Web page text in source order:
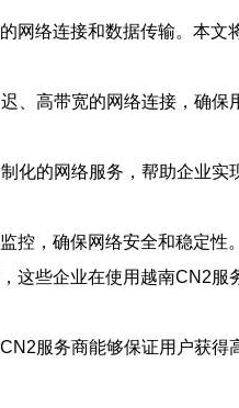
网络连接和数据传输。本文
、高带宽的网络连接，确保
化的网络服务，帮助企业实
控，确保网络安全和稳定性。
这些企业在使用越南CN2服
服务商能够保证用户获得